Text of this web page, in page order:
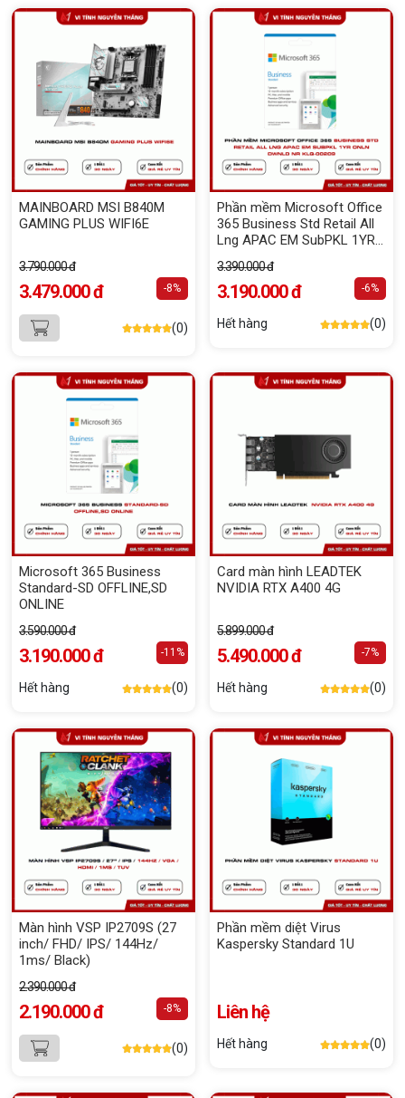
MAINBOARD MSI B840M
GAMING PLUS WIFI6E
3.790.000 đ
3.479.000 đ -8%
(0)
Phần mềm Microsoft Office
365 Business Std Retail All
Lng APAC EM SubPKL 1YR
3.390.000 đ
3.190.000 đ -6%
Hết hàng (0)
Microsoft 365 Business
Standard-SD OFFLINE,SD
ONLINE
3.590.000 đ
3.190.000 đ -11%
Hết hàng (0)
Card màn hình LEADTEK
NVIDIA RTX A400 4G
5.899.000 đ
5.490.000 đ -7%
Hết hàng (0)
Màn hình VSP IP2709S (27
inch/ FHD/ IPS/ 144Hz/
1ms/ Black)
2.390.000 đ
2.190.000 đ -8%
(0)
Phần mềm diệt Virus
Kaspersky Standard 1U
Liên hệ
Hết hàng (0)